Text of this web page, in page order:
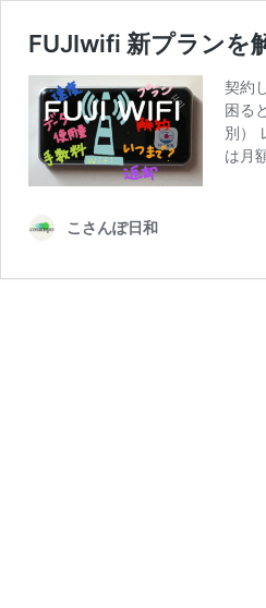
FUJIwifi 新プランを
契約
困る
別）
は月
こさんぽ日和